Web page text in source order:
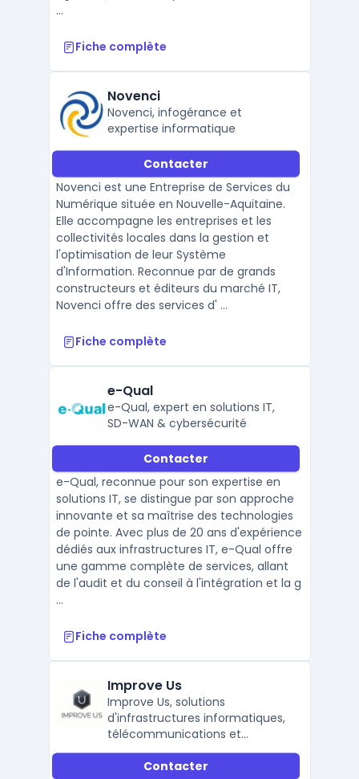
...
Fiche complète
Novenci
Novenci, infogérance et
expertise informatique
Contacter
Novenci est une Entreprise de Services du
Numérique située en Nouvelle-Aquitaine.
Elle accompagne les entreprises et les
collectivités locales dans la gestion et
l'optimisation de leur Système
d'Information. Reconnue par de grands
constructeurs et éditeurs du marché IT,
Novenci offre des services d' ...
Fiche complète
e-Qual
e-Qual, expert en solutions IT,
SD-WAN & cybersécurité
Contacter
e-Qual, reconnue pour son expertise en
solutions IT, se distingue par son approche
innovante et sa maîtrise des technologies
de pointe. Avec plus de 20 ans d'expérience
dédiés aux infrastructures IT, e-Qual offre
une gamme complète de services, allant
de l'audit et du conseil à l'intégration et la g
...
Fiche complète
Improve Us
Improve Us, solutions
d'infrastructures informatiques,
télécommunications et
sécurité.
Contacter